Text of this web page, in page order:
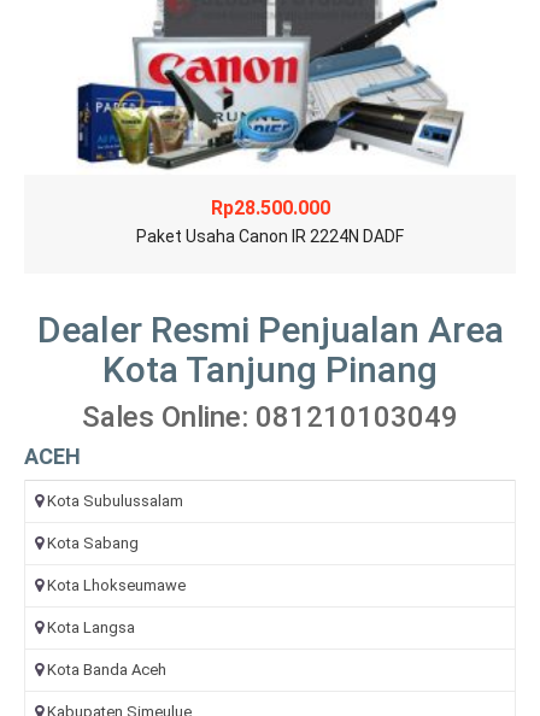
Rp28.500.000
Paket Usaha Canon IR 2224N DADF
Dealer Resmi Penjualan Area
Kota Tanjung Pinang
Sales Online: 081210103049
ACEH
Kota Subulussalam
Kota Sabang
Kota Lhokseumawe
Kota Langsa
Kota Banda Aceh
Kabupaten Simeulue